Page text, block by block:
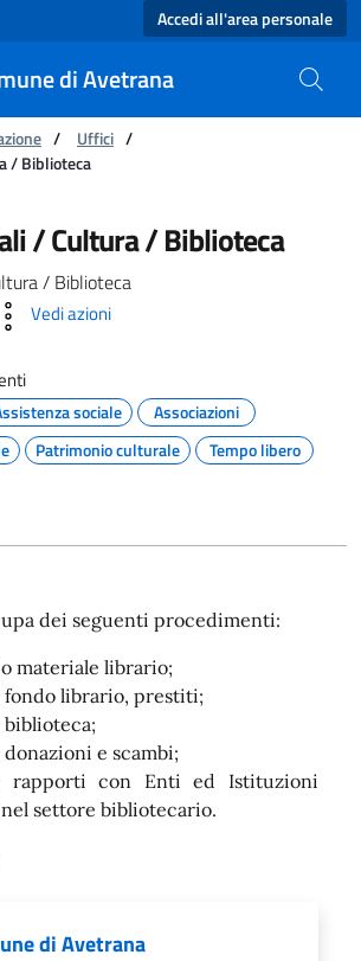
Accedi all'area personale
di Avetrana
/ Uffici /
/ Biblioteca
/ Cultura / Biblioteca -
/ Cultura / Biblioteca
/ Biblioteca
Vedi azioni
sociale
Associazioni
Patrimonio culturale
Tempo libero
dei seguenti procedimenti:
materiale librario;
fondo librario, prestiti;
e scambi;
rapporti con Enti ed Istituzioni
settore bibliotecario.
di Avetrana